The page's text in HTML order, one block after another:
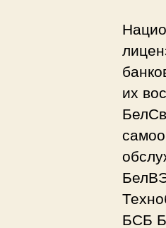
их
БСБ